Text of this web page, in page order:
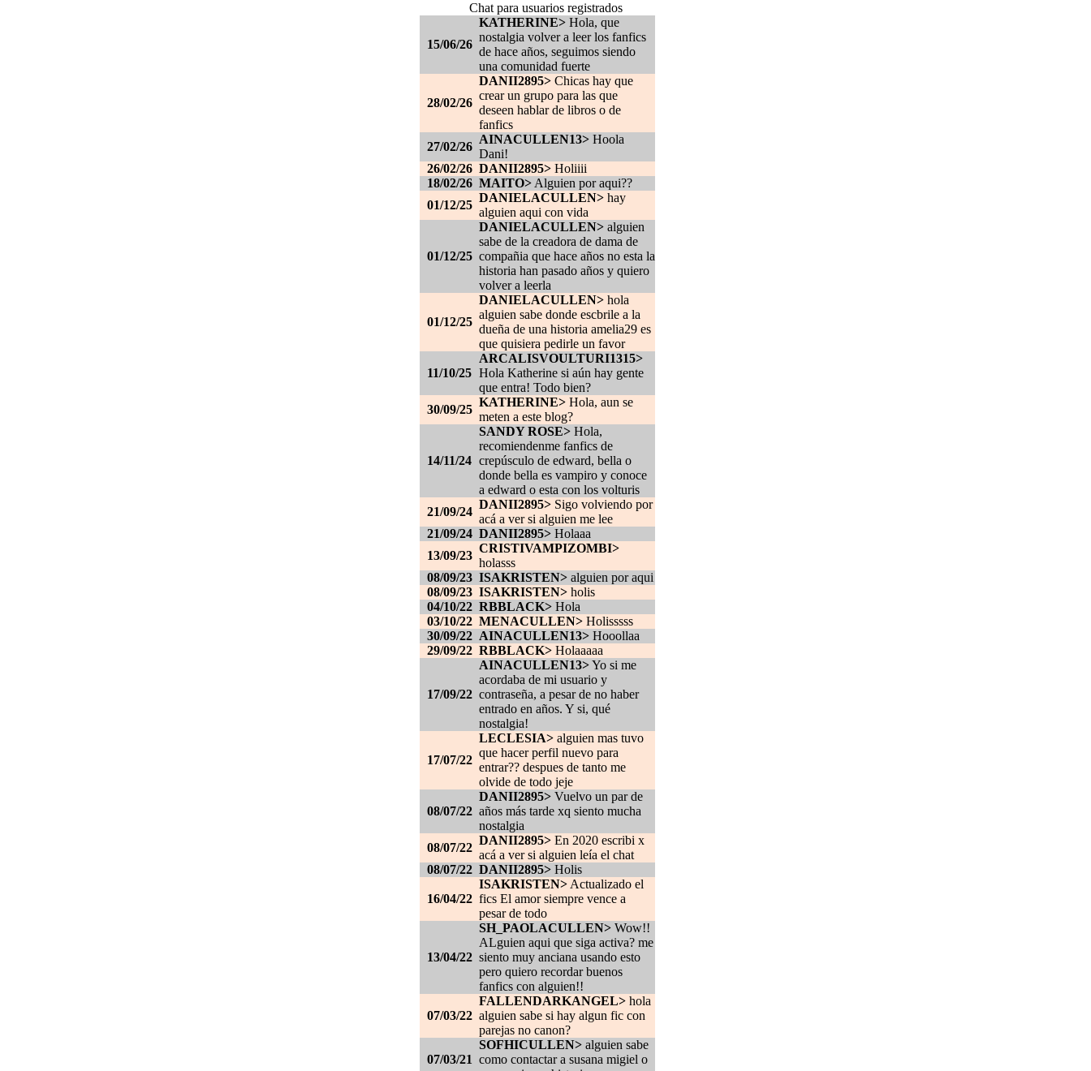
Chat para usuarios registrados
15/06/26
KATHERINE> Hola, que
nostalgia volver a leer los fanfics
de hace años, seguimos siendo
una comunidad fuerte
28/02/26
DANII2895> Chicas hay que
crear un grupo para las que
deseen hablar de libros o de
fanfics
27/02/26
AINACULLEN13> Hoola
Dani!
26/02/26 DANII2895> Holiiii
18/02/26 MAITO> Alguien por aqui??
01/12/25
DANIELACULLEN> hay
alguien aqui con vida
01/12/25
DANIELACULLEN> alguien
sabe de la creadora de dama de
compañia que hace años no esta la
historia han pasado años y quiero
volver a leerla
01/12/25
DANIELACULLEN> hola
alguien sabe donde escbrile a la
dueña de una historia amelia29 es
que quisiera pedirle un favor
11/10/25
ARCALISVOULTURI1315>
Hola Katherine si aún hay gente
que entra! Todo bien?
30/09/25
KATHERINE> Hola, aun se
meten a este blog?
14/11/24
SANDY ROSE> Hola,
recomiendenme fanfics de
crepúsculo de edward, bella o
donde bella es vampiro y conoce
a edward o esta con los volturis
21/09/24
DANII2895> Sigo volviendo por
acá a ver si alguien me lee
21/09/24 DANII2895> Holaaa
13/09/23
CRISTIVAMPIZOMBI>
holasss
08/09/23 ISAKRISTEN> alguien por aqui
08/09/23 ISAKRISTEN> holis
04/10/22 RBBLACK> Hola
03/10/22 MENACULLEN> Holisssss
30/09/22 AINACULLEN13> Hooollaa
29/09/22 RBBLACK> Holaaaaa
17/09/22
AINACULLEN13>Yo si me
acordaba de mi usuario y
contraseña, a pesar de no haber
entrado en años. Y si, qué
nostalgia!
17/07/22
LECLESIA> alguien mas tuvo
que hacer perfil nuevo para
entrar?? despues de tanto me
olvide de todo jeje
08/07/22
DANII2895> Vuelvo un par de
años más tarde xq siento mucha
nostalgia
08/07/22
DANII2895> En 2020 escribi x
acá a ver si alguien leía el chat
08/07/22 DANII2895> Holis
16/04/22
ISAKRISTEN> Actualizado el
fics El amor siempre vence a
pesar de todo
13/04/22
SH_PAOLACULLEN> Wow!!
ALguien aqui que siga activa? me
siento muy anciana usando esto
pero quiero recordar buenos
fanfics con alguien!!
07/03/22
FALLENDARKANGEL> hola
alguien sabe si hay algun fic con
parejas no canon?
07/03/21
SOFHICULLEN> alguien sabe
como contactar a susana migiel o